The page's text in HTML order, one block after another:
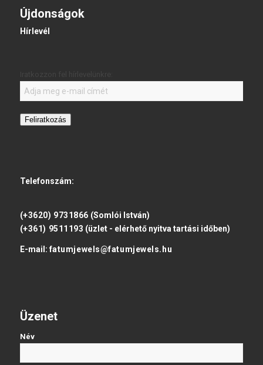
Újdonságok
Hírlevél
Feliratkozás
Telefonszám:
(+3620) 9731866 (Somlói István)
(+361) 9511193 (üzlet - elérhető nyitva tartási időben)
E-mail: fatumjewels@fatumjewels.hu
Üzenet
Név